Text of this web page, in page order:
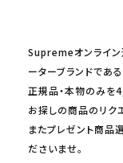
Supremeオンライン
ーターブランドであ
正規品・本物のみを
お探しの商品のリク
またプレゼント商品
ださいませ。